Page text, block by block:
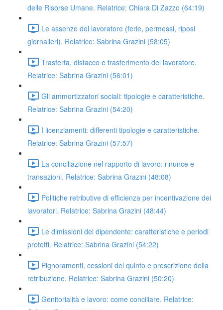
delle Risorse Umane. Relatrice: Chiara Di Zazzo (64:19)
Le assenze del lavoratore (ferie, permessi, riposi
giornalieri). Relatrice: Sabrina Grazini (58:05)
Trasferta, distacco e trasferimento del lavoratore.
Relatrice: Sabrina Grazini (56:01)
Gli ammortizzatori sociali: tipologie e caratteristiche.
Relatrice: Sabrina Grazini (54:20)
I licenziamenti: differenti tipologie e caratteristiche.
Relatrice: Sabrina Grazini (57:57)
La conciliazione nel rapporto di lavoro: rinunce e
transazioni. Relatrice: Sabrina Grazini (48:08)
Politiche retributive di efficienza per incentivazione dei
lavoratori. Relatrice: Sabrina Grazini (48:44)
Le dimissioni del dipendente: caratteristiche e periodi
protetti. Relatrice: Sabrina Grazini (54:22)
Pignoramenti, cessioni del quinto e prescrizione della
retribuzione. Relatrice: Sabrina Grazini (50:20)
Genitorialità e lavoro: come conciliare. Relatrice: